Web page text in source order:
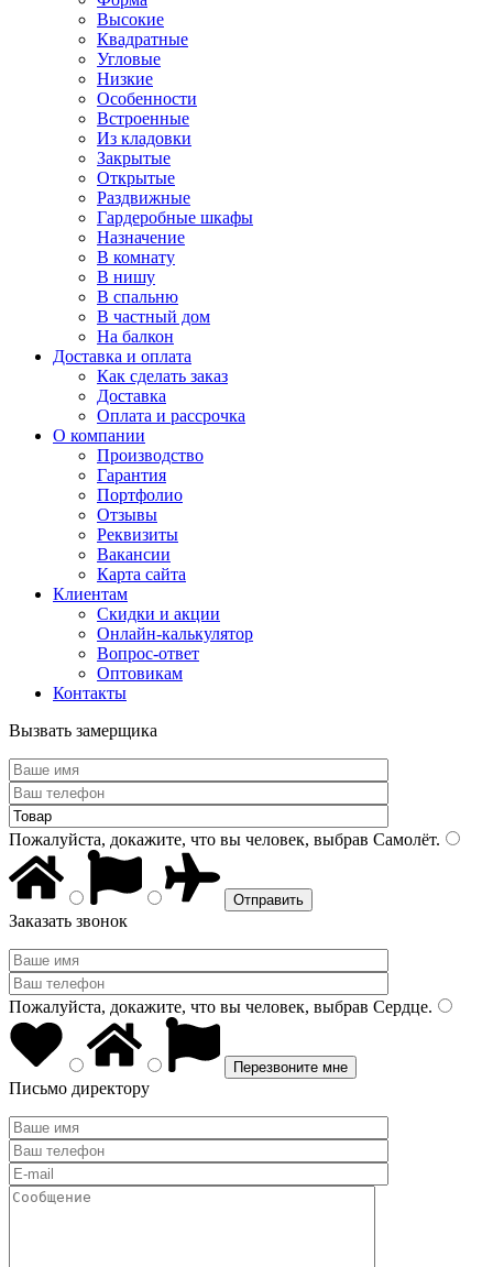
Высокие
Квадратные
Угловые
Низкие
Особенности
Встроенные
Из кладовки
Закрытые
Открытые
Раздвижные
Гардеробные шкафы
Назначение
В комнату
В нишу
В спальню
В частный дом
На балкон
Доставка и оплата
Как сделать заказ
Доставка
Оплата и рассрочка
О компании
Производство
Гарантия
Портфолио
Отзывы
Реквизиты
Вакансии
Карта сайта
Клиентам
Скидки и акции
Онлайн-калькулятор
Вопрос-ответ
Оптовикам
Контакты
Вызвать замерщика
Пожалуйста, докажите, что вы человек, выбрав Самолёт.
Заказать звонок
Пожалуйста, докажите, что вы человек, выбрав Сердце.
Письмо директору